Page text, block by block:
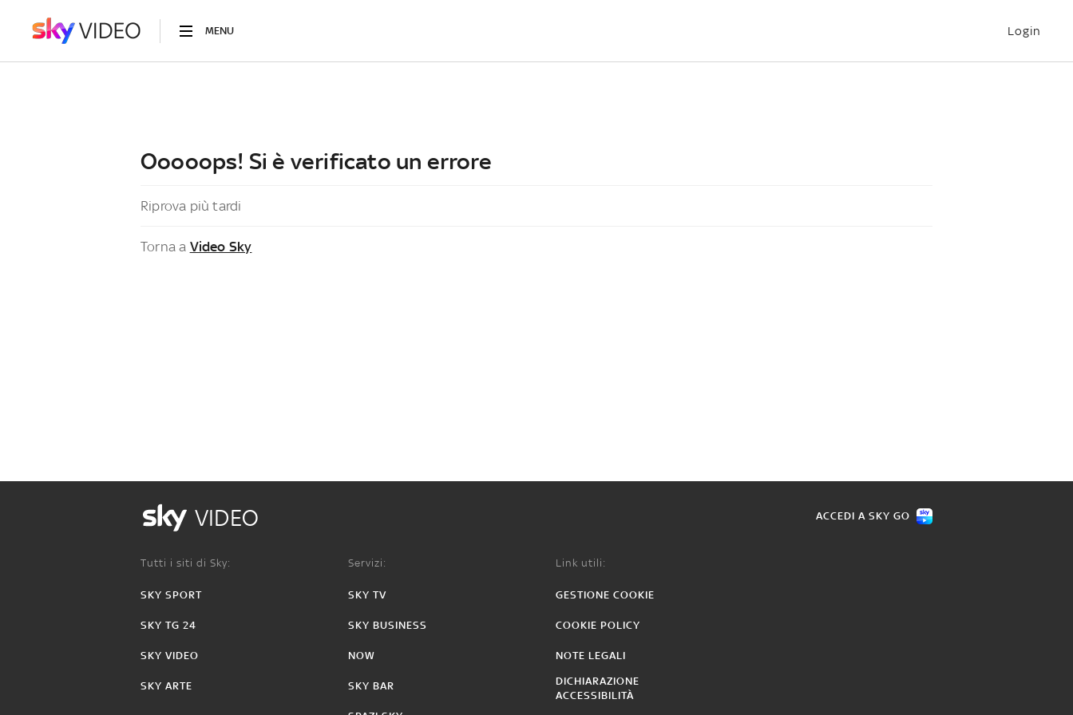
MENU Login
Ooooops! Si è verificato un errore
Riprova più tardi
Torna a Video Sky
VIDEO ACCEDI A SKY GO
Tutti i siti di Sky:
SKY SPORT
SKY TG 24
SKY VIDEO
SKY ARTE
Servizi:
SKY TV
SKY BUSINESS
NOW
SKY BAR
Link utili:
GESTIONE COOKIE
COOKIE POLICY
NOTE LEGALI
DICHIARAZIONE
ACCESSIBILITÀ